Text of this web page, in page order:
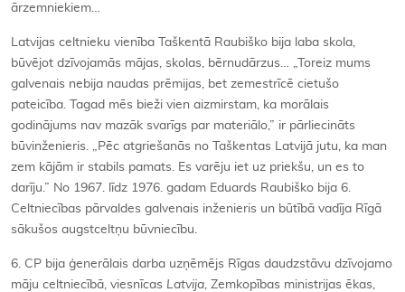
ārzemniekiem…
Latvijas celtnieku vienība Taškentā Raubiško bija laba skola,
būvējot dzīvojamās mājas, skolas, bērnudārzus… „Toreiz mums
galvenais nebija naudas prēmijas, bet zemestrīcē cietušo
pateicība. Tagad mēs bieži vien aizmirstam, ka morālais
godinājums nav mazāk svarīgs par materiālo,” ir pārliecināts
būvinženieris. „Pēc atgriešanās no Taškentas Latvijā jutu, ka man
zem kājām ir stabils pamats. Es varēju iet uz priekšu, un es to
darīju.” No 1967. līdz 1976. gadam Eduards Raubiško bija 6.
Celtniecības pārvaldes galvenais inženieris un būtībā vadīja Rīgā
sākušos augstceltņu būvniecību.
6. CP bija ģenerālais darba uzņēmējs Rīgas daudzstāvu dzīvojamo
māju celtniecībā, viesnīcas Latvija, Zemkopības ministrijas ēkas,